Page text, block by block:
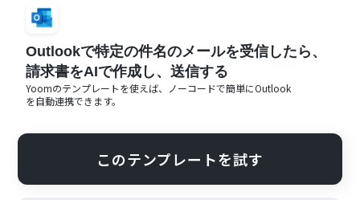
Outlookで特定の件名のメールを受信したら、
請求書をAIで作成し、送信する
Yoomのテンプレートを使えば、ノーコードで簡単にOutlook
を自動連携できます。
このテンプレートを試す